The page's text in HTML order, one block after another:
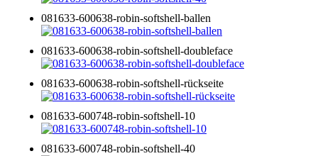
081633-600638-robin-softshell-ballen
081633-600638-robin-softshell-doubleface
081633-600638-robin-softshell-rückseite
081633-600748-robin-softshell-10
081633-600748-robin-softshell-40